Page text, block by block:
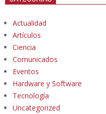
Actualidad
Artículos
Ciencia
Comunicados
Eventos
Hardware y Software
Tecnología
Uncategorized